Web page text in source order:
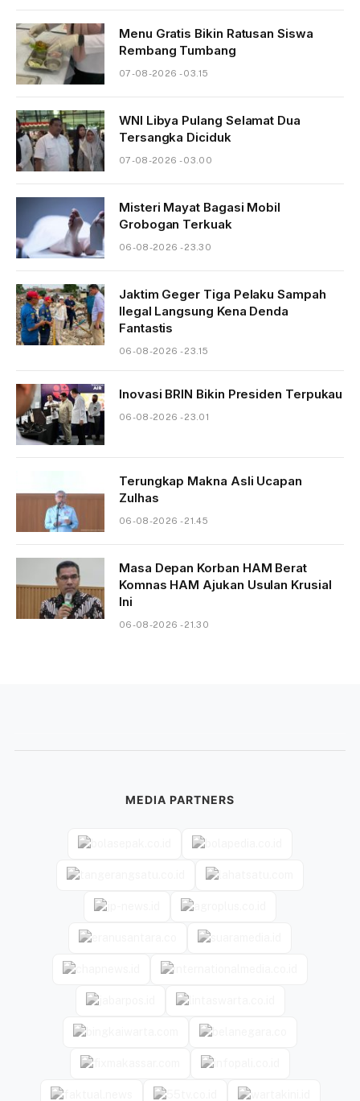
Menu Gratis Bikin Ratusan Siswa
Rembang Tumbang
07-08-2026 - 03.15
WNI Libya Pulang Selamat Dua
Tersangka Diciduk
07-08-2026 - 03.00
Misteri Mayat Bagasi Mobil
Grobogan Terkuak
06-08-2026 - 23.30
Jaktim Geger Tiga Pelaku Sampah
Ilegal Langsung Kena Denda
Fantastis
06-08-2026 - 23.15
Inovasi BRIN Bikin Presiden Terpukau
06-08-2026 - 23.01
Terungkap Makna Asli Ucapan
Zulhas
06-08-2026 - 21.45
Masa Depan Korban HAM Berat
Komnas HAM Ajukan Usulan Krusial
Ini
06-08-2026 - 21.30
MEDIA PARTNERS